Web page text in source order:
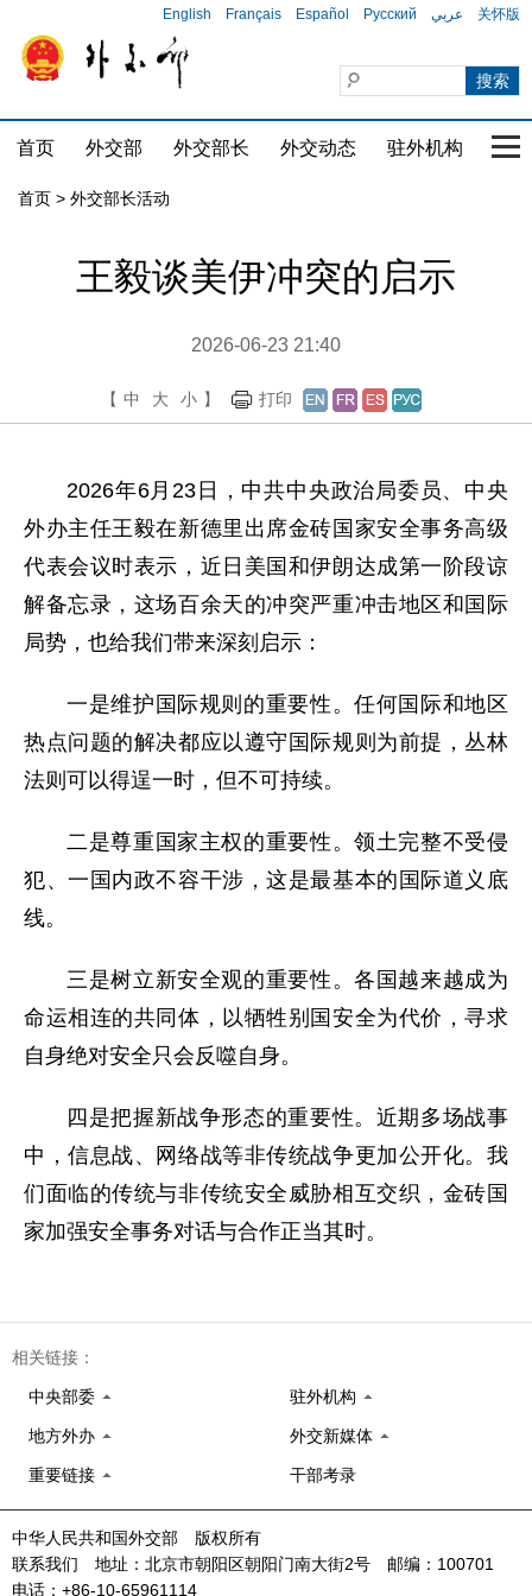
English Français Español Русский عربي 关怀版
首页 外交部 外交部长 外交动态 驻外机构 国
首页 > 外交部长活动
王毅谈美伊冲突的启示
2026-06-23 21:40
【 中 大 小 】 打印
2026年6月23日，中共中央政治局委员、中央
外办主任王毅在新德里出席金砖国家安全事务高级
代表会议时表示，近日美国和伊朗达成第一阶段谅
解备忘录，这场百余天的冲突严重冲击地区和国际
局势，也给我们带来深刻启示：
一是维护国际规则的重要性。任何国际和地区
热点问题的解决都应以遵守国际规则为前提，丛林
法则可以得逞一时，但不可持续。
二是尊重国家主权的重要性。领土完整不受侵
犯、一国内政不容干涉，这是最基本的国际道义底
线。
三是树立新安全观的重要性。各国越来越成为
命运相连的共同体，以牺牲别国安全为代价，寻求
自身绝对安全只会反噬自身。
四是把握新战争形态的重要性。近期多场战事
中，信息战、网络战等非传统战争更加公开化。我
们面临的传统与非传统安全威胁相互交织，金砖国
家加强安全事务对话与合作正当其时。
相关链接：
中央部委 驻外机构
地方外办 外交新媒体
重要链接 干部考录
中华人民共和国外交部 版权所有
联系我们 地址：北京市朝阳区朝阳门南大街2号 邮编：100701
电话：+86-10-65961114